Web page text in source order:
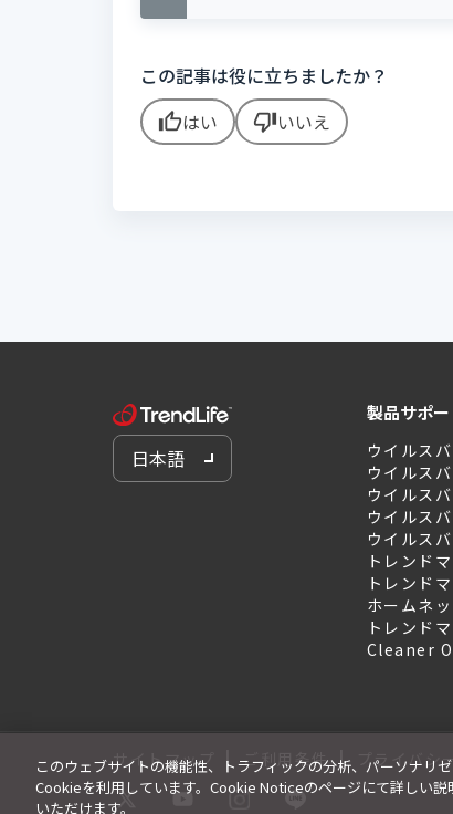
この記事は役に立ちましたか？
thumb_upはい thumb_downいいえ
このウェブサイトの機能性、トラフィックの分析、パーソナリ
Cookieを利用しています。Cookie Noticeのページにて詳しい
いただけます。
日本語
製品サポー
ウイルス
ウイルス
ウイルス
ウイルス
ウイルス
トレンド
トレンド
ホームネ
トレンド
Cleaner
サイトマップ | ご利用条件 | プライバシ